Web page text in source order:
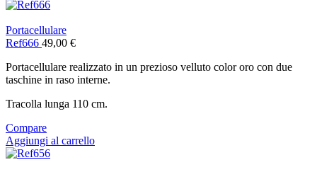
Portacellulare
Ref666 49,00 €
Portacellulare realizzato in un prezioso velluto color oro con due
taschine in raso interne.
Tracolla lunga 110 cm.
Compare
Aggiungi al carrello